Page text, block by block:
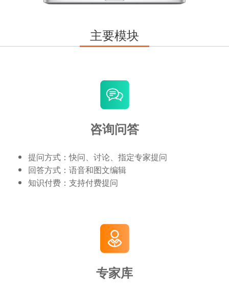
主要模块
咨询问答
提问方式：快问、讨论、指定专家提问
回答方式：语音和图文编辑
知识付费：支持付费提问
专家库